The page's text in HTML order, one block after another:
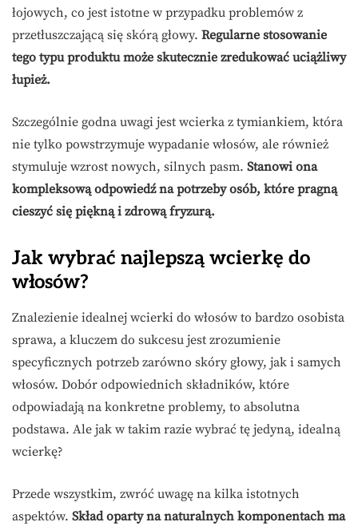
łojowych, co jest istotne w przypadku problemów z
przetłuszczającą się skórą głowy. Regularne stosowanie
tego typu produktu może skutecznie zredukować uciążliwy
łupież.
Szczególnie godna uwagi jest wcierka z tymiankiem, która
nie tylko powstrzymuje wypadanie włosów, ale również
stymuluje wzrost nowych, silnych pasm. Stanowi ona
kompleksową odpowiedź na potrzeby osób, które pragną
cieszyć się piękną i zdrową fryzurą.
Jak wybrać najlepszą wcierkę do
włosów?
Znalezienie idealnej wcierki do włosów to bardzo osobista
sprawa, a kluczem do sukcesu jest zrozumienie
specyficznych potrzeb zarówno skóry głowy, jak i samych
włosów. Dobór odpowiednich składników, które
odpowiadają na konkretne problemy, to absolutna
podstawa. Ale jak w takim razie wybrać tę jedyną, idealną
wcierkę?
Przede wszystkim, zwróć uwagę na kilka istotnych
aspektów. Skład oparty na naturalnych komponentach ma